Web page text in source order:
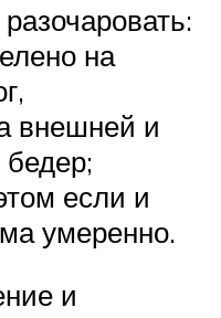
на
внешней и
бедер;
если и
умеренно.
и